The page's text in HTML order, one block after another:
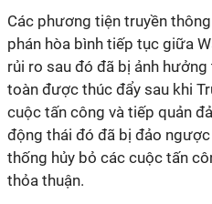
Các phương tiện truyền
phán hòa bình tiếp tục giữa
rủi ro sau đó đã bị ảnh
toàn được thúc đẩy sau khi
cuộc tấn công và tiếp quản
động thái đó đã bị đảo
thống hủy bỏ các cuộc tấn
thỏa thuận.